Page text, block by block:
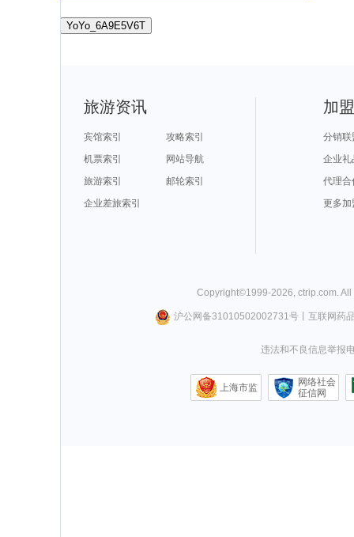
YoYo_6A9E5V6T
旅游资讯
宾馆索引
攻略索引
机票索引
网站导航
旅游索引
邮轮索引
企业差旅索引
加
分销联
企业礼
代理合
更多加
Copyright©1999-2026 ctrip.com .
沪公网备31010502002731号丨 互联网药
违法和不良信息举报
上海市监
网络社会
征信网